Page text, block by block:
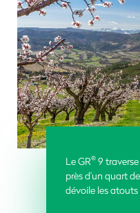
Le GR® 9 traverse
près d’un quart
dévoile les